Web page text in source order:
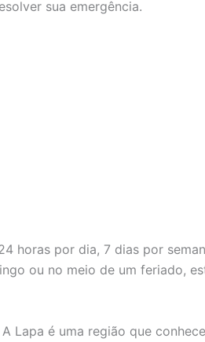
sua emergência.
horas por dia, 7 dias por
ou no meio de um feriado,
Lapa é uma região que